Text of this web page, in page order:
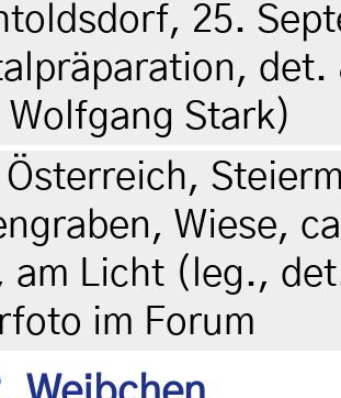
25.
Stark)
Wiese,
am Licht (leg.,
im Forum